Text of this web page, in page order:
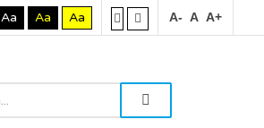
Aa Aa Aa A- A A+